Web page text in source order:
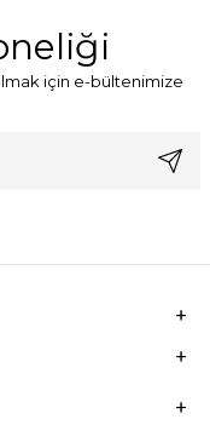
için e-bültenimize